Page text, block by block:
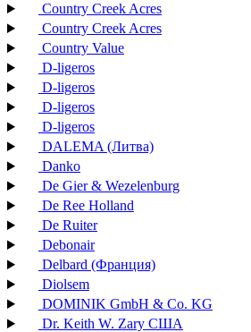
Country Creek Acres
Country Creek Acres
Country Value
D-ligeros
D-ligeros
D-ligeros
D-ligeros
DALEMA (Литва)
Danko
De Gier & Wezelenburg
De Ree Holland
De Ruiter
Debonair
Delbard (Франция)
Diolsem
DOMINIK GmbH & Co. KG
Dr. Keith W. Zary США